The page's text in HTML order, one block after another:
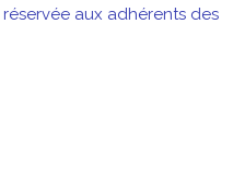
réservée aux adhérents des